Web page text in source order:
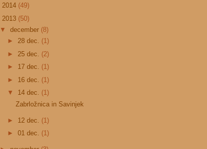
2014 (49)
2013 (50)
▼ december (8)
►28 dec. (1)
► 25 dec. (2)
► 17 dec. (1)
► 16 dec. (1)
▼ 14 dec. (1)
Zabrložnica in Savinjek
► 12 dec. (1)
►01 dec. (1)